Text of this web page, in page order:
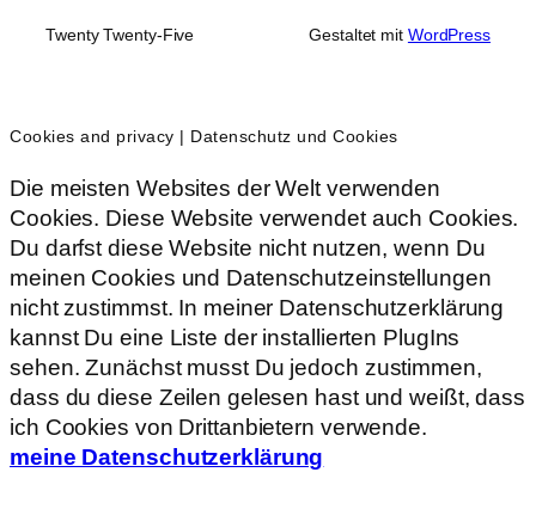
Twenty Twenty-Five Gestaltet mit WordPress
Cookies and privacy | Datenschutz und Cookies
Die meisten Websites der Welt verwenden
Cookies. Diese Website verwendet auch Cookies.
Du darfst diese Website nicht nutzen, wenn Du
meinen Cookies und Datenschutzeinstellungen
nicht zustimmst. In meiner Datenschutzerklärung
kannst Du eine Liste der installierten PlugIns
sehen. Zunächst musst Du jedoch zustimmen,
dass du diese Zeilen gelesen hast und weißt, dass
ich Cookies von Drittanbietern verwende.
meine Datenschutzerklärung